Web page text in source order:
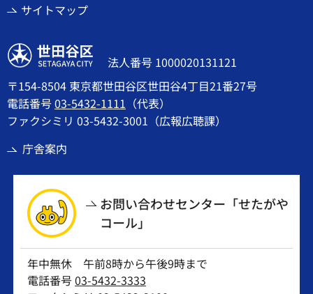
サイトマップ
世田谷区
法人番号 1000020131121
〒154-8504 東京都世田谷区世田谷4丁目21番27号
電話番号03-5432-1111 （代表）
ファクシミリ 03-5432-3001（広報広聴課）
庁舎案内
お問い合わせセンター「せたがや
コール」
年中無休 午前8時から午後9時まで
電話番号03-5432-3333